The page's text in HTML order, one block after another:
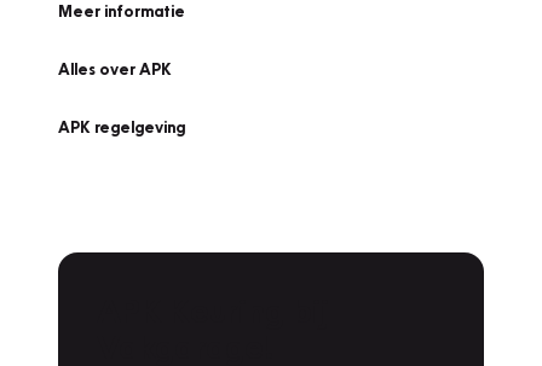
Meer informatie
Alles over APK
APK regelgeving